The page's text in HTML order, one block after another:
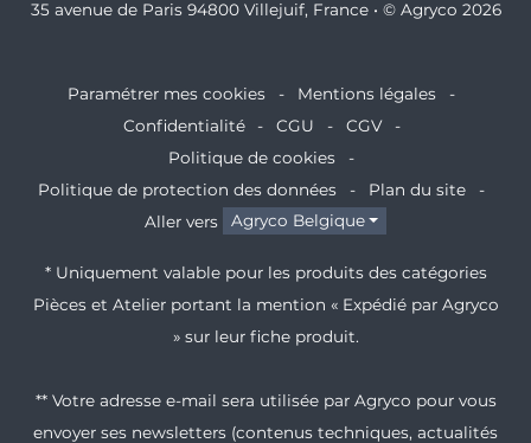
35 avenue de Paris 94800 Villejuif, France • © Agryco 2026
Paramétrer mes cookies
Mentions légales
Confidentialité
CGU
CGV
Politique de cookies
Politique de protection des données
Plan du site
Aller vers
Agryco Belgique
* Uniquement valable pour les produits des catégories
Pièces et Atelier portant la mention « Expédié par Agryco
» sur leur fiche produit.
** Votre adresse e-mail sera utilisée par Agryco pour vous
envoyer ses newsletters (contenus techniques, actualités